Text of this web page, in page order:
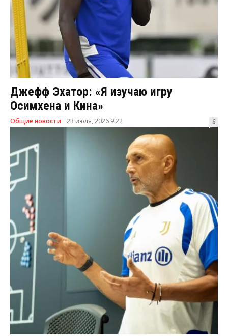
Джефф Эхатор: «Я изучаю игру
Осимхена и Кина»
Общие новости 23 июля, 2026 9:22 6